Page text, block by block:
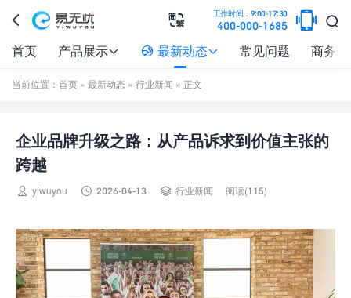
 
工作时间：9:00-17:30
400-000-1685 

首页 产品展示  最新动态 常见问题 商务
当前位置： 首页 » 最新动态 » 行业新闻 » 正文
企业品牌升级之路：从产品诉求到价值主张的
跨越
 yiwuyou  2026-04-13  行业新闻 阅读(115)